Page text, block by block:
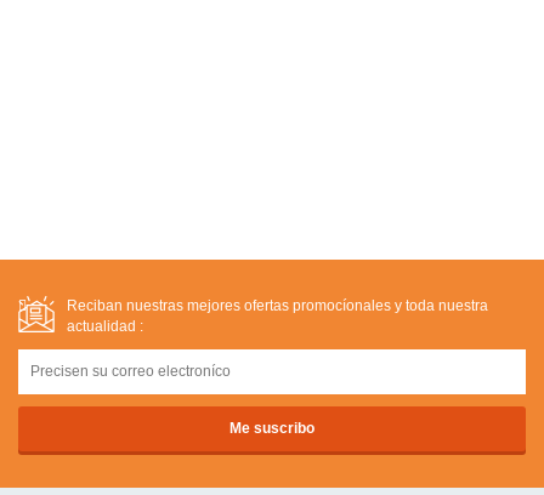
Reciban nuestras mejores ofertas promocíonales y toda nuestra
actualidad :